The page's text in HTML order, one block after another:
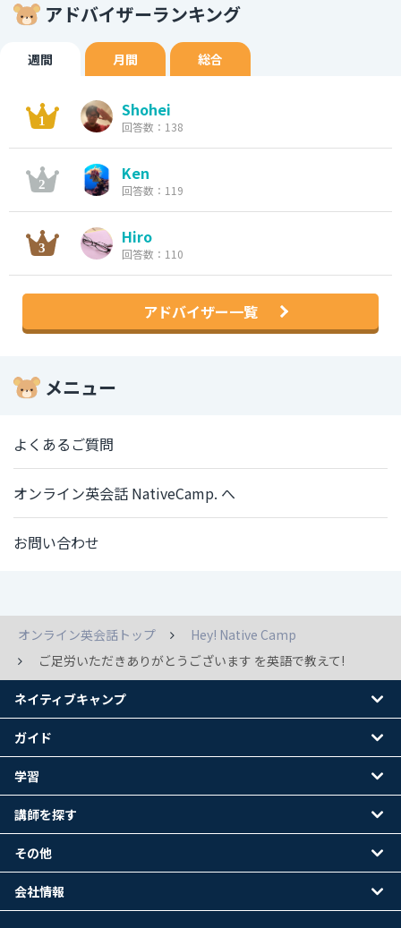
アドバイザーランキング
週間 月間 総合
Shohei
回答数：138
Ken
回答数：119
Hiro
回答数：110
アドバイザー一覧
メニュー
よくあるご質問
オンライン英会話 NativeCamp. へ
お問い合わせ
オンライン英会話トップ
Hey! Native Camp
ご足労いただきありがとうございます を英語で教えて!
ネイティブキャンプ
ガイド
学習
講師を探す
その他
会社情報